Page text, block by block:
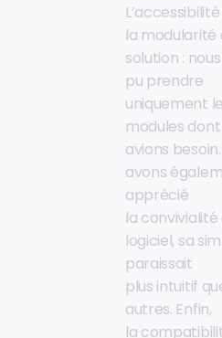
la modularité
solution :
pu prendre
uniquement
modules
avions
avons
apprécié
la convivialité
logiciel, sa
paraissait
plus intuitif
autres. Enfin,
la